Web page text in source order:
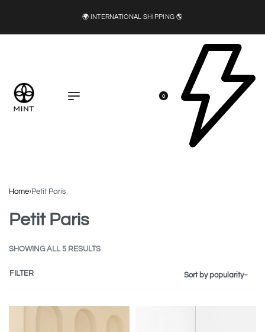
🌍 INTERNATIONAL SHIPPING 🌎
0
Home›Petit Paris
Petit Paris
SHOWING ALL 5 RESULTS
Sort by popularity
FILTER